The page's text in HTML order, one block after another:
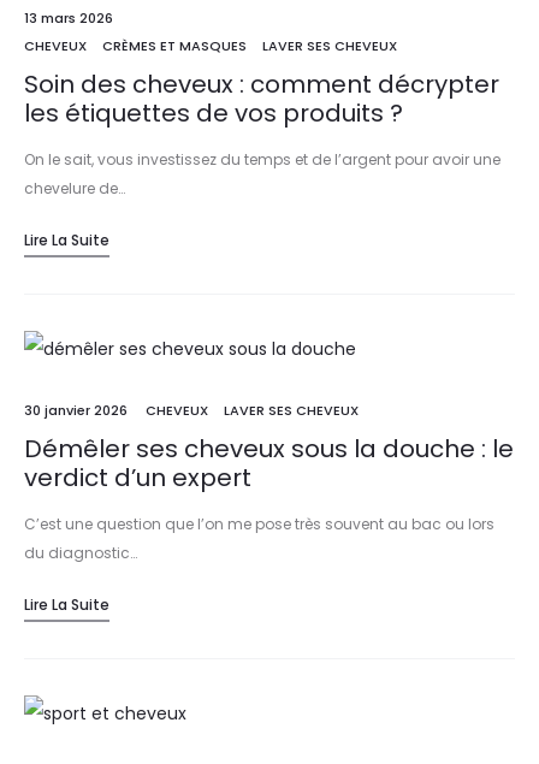
13 mars 2026
CHEVEUX
CRÈMES ET MASQUES LAVER SES CHEVEUX
Soin des cheveux : comment décrypter
les étiquettes de vos produits ?
On le sait, vous investissez du temps et de l’argent pour avoir une
chevelure de…
Lire La Suite
30 janvier 2026 CHEVEUX LAVER SES CHEVEUX
Démêler ses cheveux sous la douche : le
verdict d’un expert
C’est une question que l’on me pose très souvent au bac ou lors
du diagnostic…
Lire La Suite